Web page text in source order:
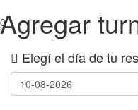
0
Agregar
Elegí el día de tu